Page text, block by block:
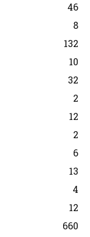
46
8
132
10
32
2
12
2
6
13
4
12
660